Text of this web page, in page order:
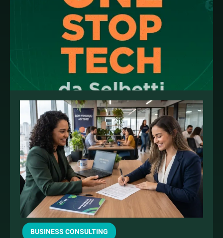
BUSINESS CONSULTING